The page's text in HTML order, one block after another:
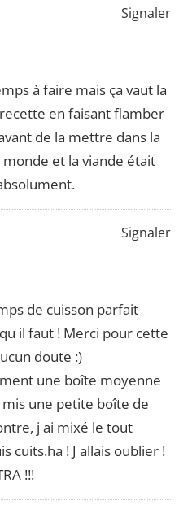
Signaler
à faire mais ça vaut la
en faisant flamber
de la mettre dans la
et la viande était
Signaler
de cuisson parfait
il faut ! Merci pour cette
doute :)
une boîte moyenne
mis une petite boîte de
j ai mixé le tout
cuits.ha ! J allais oublier !
!!!